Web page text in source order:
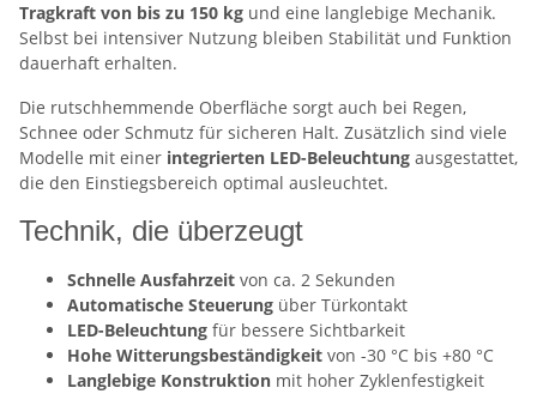
Tragkraft von bis zu 150 kg und eine langlebige Mechanik.
Selbst bei intensiver Nutzung bleiben Stabilität und Funktion
dauerhaft erhalten.
Die rutschhemmende Oberfläche sorgt auch bei Regen,
Schnee oder Schmutz für sicheren Halt. Zusätzlich sind viele
Modelle mit einer integrierten LED-Beleuchtung ausgestattet,
die den Einstiegsbereich optimal ausleuchtet.
Technik, die überzeugt
Schnelle Ausfahrzeit von ca. 2 Sekunden
Automatische Steuerung über Türkontakt
LED-Beleuchtung für bessere Sichtbarkeit
Hohe Witterungsbeständigkeit von -30 °C bis +80 °C
Langlebige Konstruktion mit hoher Zyklenfestigkeit